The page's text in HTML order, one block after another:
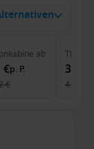
ab
€p. P.
€
The
4.116 €